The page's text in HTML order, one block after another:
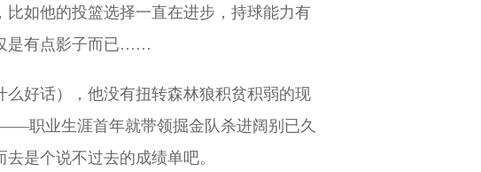
如他的投篮选择一直在进步，持球能力有
是有点影子而已……
好话），他没有扭转森林狼积贫积弱的现
职业生涯首年就带领掘金队杀进阔别已久
是个说不过去的成绩单吧。